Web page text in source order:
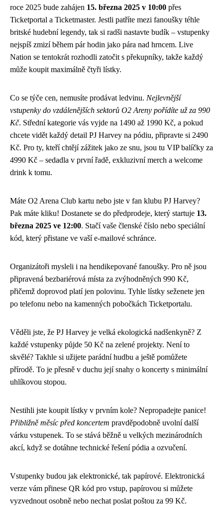
roce 2025 bude zahájen 15. března 2025 v 10:00 přes
Ticketportal a Ticketmaster. Jestli patříte mezi fanoušky téhle
britské hudební legendy, tak si radši nastavte budík – vstupenky
nejspíš zmizí během pár hodin jako pára nad hrncem. Live
Nation se tentokrát rozhodli zatočit s překupníky, takže každý
může koupit maximálně čtyři lístky.
Co se týče cen, nemusíte prodávat ledvinu. Nejlevnější
vstupenky do vzdálenějších sektorů O2 Areny pořídíte už za 990
Kč. Střední kategorie vás vyjde na 1490 až 1990 Kč, a pokud
chcete vidět každý detail PJ Harvey na pódiu, připravte si 2490
Kč. Pro ty, kteří chtějí zážitek jako ze snu, jsou tu VIP balíčky za
4990 Kč – sedadla v první řadě, exkluzivní merch a welcome
drink k tomu.
Máte O2 Arena Club kartu nebo jste v fan klubu PJ Harvey?
Pak máte kliku! Dostanete se do předprodeje, který startuje 13.
března 2025 ve 12:00. Stačí vaše členské číslo nebo speciální
kód, který přistane ve vaší e-mailové schránce.
Organizátoři mysleli i na hendikepované fanoušky. Pro ně jsou
připravená bezbariérová místa za zvýhodněných 990 Kč,
přičemž doprovod platí jen polovinu. Tyhle lístky seženete jen
po telefonu nebo na kamenných pobočkách Ticketportalu.
Věděli jste, že PJ Harvey je velká ekologická nadšenkyně? Z
každé vstupenky půjde 50 Kč na zelené projekty. Není to
skvělé? Takhle si užijete parádní hudbu a ještě pomůžete
přírodě. To je přesně v duchu její snahy o koncerty s minimální
uhlíkovou stopou.
Nestihli jste koupit lístky v prvním kole? Nepropadejte panice!
Přibližně měsíc před koncertem pravděpodobně uvolní další
várku vstupenek. To se stává běžně u velkých mezinárodních
akcí, když se dotáhne technické řešení pódia a ozvučení.
Vstupenky budou jak elektronické, tak papírové. Elektronická
verze vám přinese QR kód pro vstup, papírovou si můžete
vyzvednout osobně nebo nechat poslat poštou za 99 Kč.